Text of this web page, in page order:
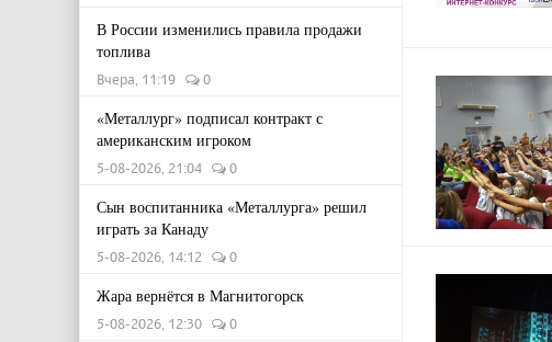
В России изменились правила продажи
топлива
Вчера, 11:19 0
«Металлург» подписал контракт с
американским игроком
5-08-2026, 21:04 0
Сын воспитанника «Металлурга» решил
играть за Канаду
5-08-2026, 14:12 0
Жара вернётся в Магнитогорск
5-08-2026, 12:30 0